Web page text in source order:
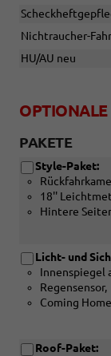
Nichtraucher-
HU/AU neu
PAKETE
Style-Paket:
18''
Hintere
Licht- und
Innenspiegel
Regensensor,
Coming
Roof-Paket: